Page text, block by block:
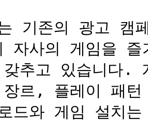
는 기존의 광고
자사의 게임을
갖추고 있습니다
장르, 플레이 패
드와 게임 설치